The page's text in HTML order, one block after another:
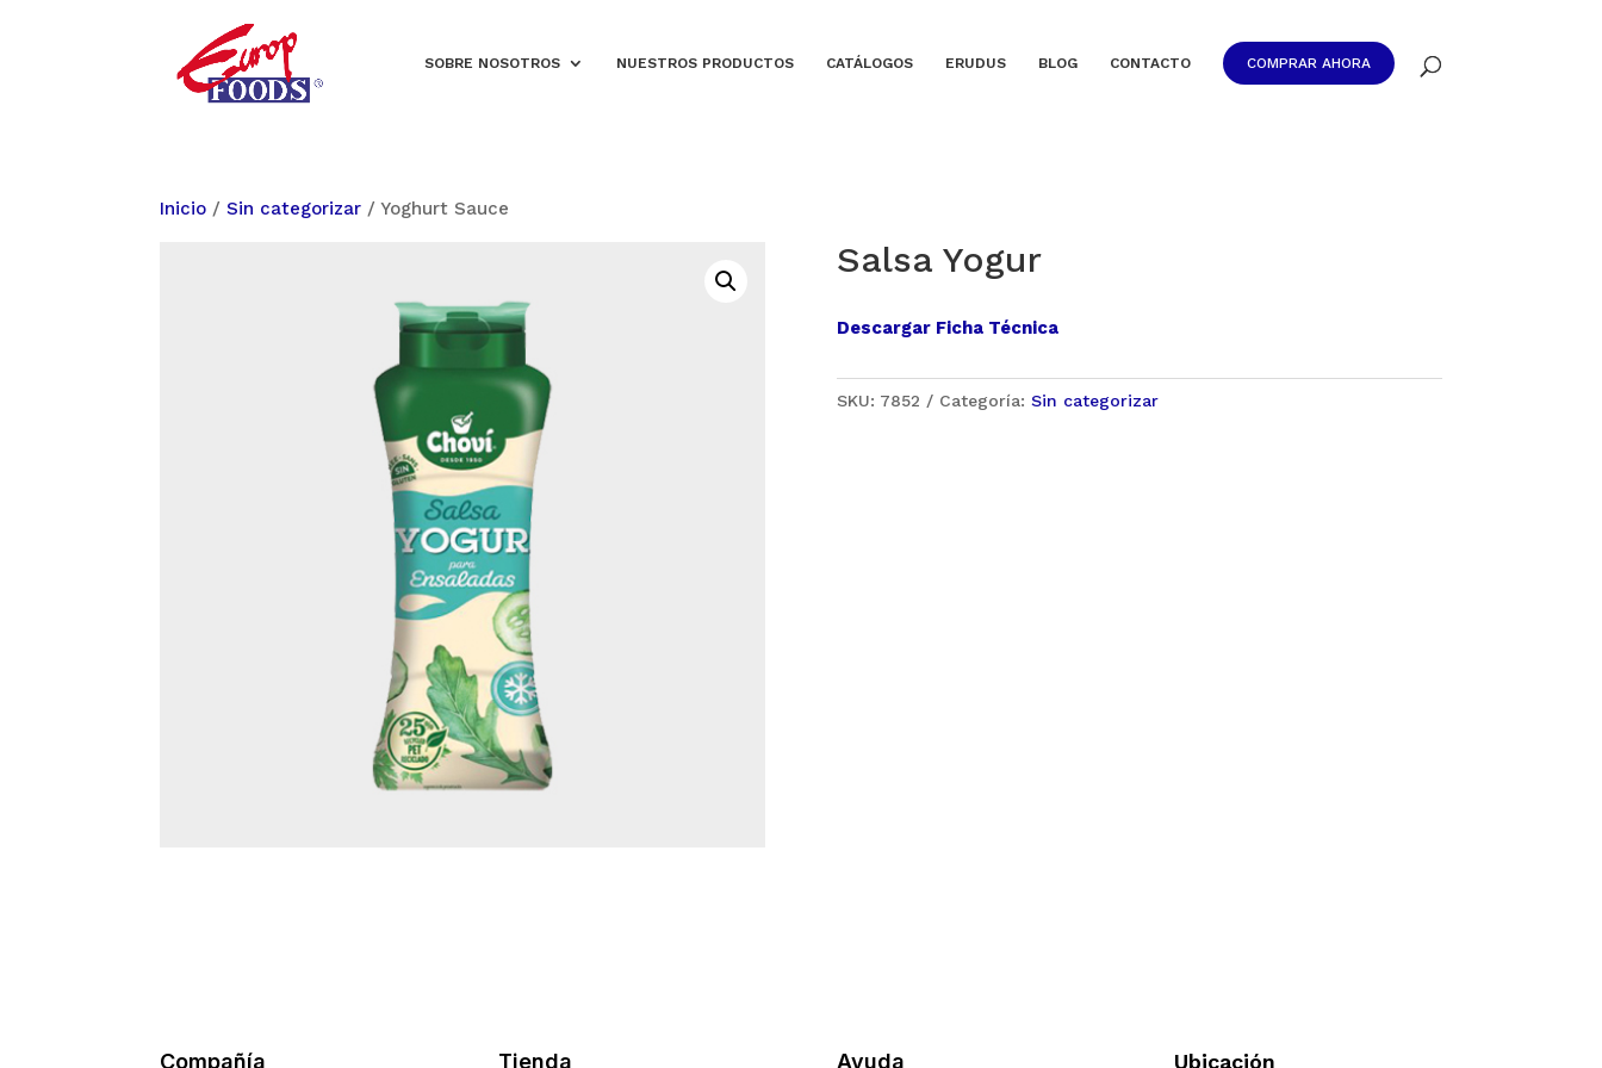
SOBRE NOSOTROS NUESTROS PRODUCTOS CATÁLOGOS ERUDUS BLOG CONTACTO COMPRAR AHORA
Inicio /Sin categorizar / Yoghurt Sauce
Salsa Yogur
Descargar Ficha Técnica
SKU: 7852 Categoría: Sin categorizar
Compañía Tienda Ayuda Ubicación